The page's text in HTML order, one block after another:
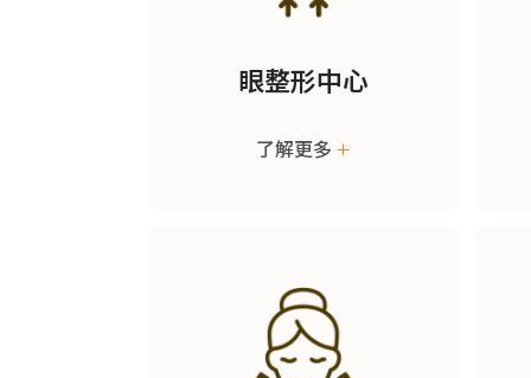
眼整形中心
了解更多